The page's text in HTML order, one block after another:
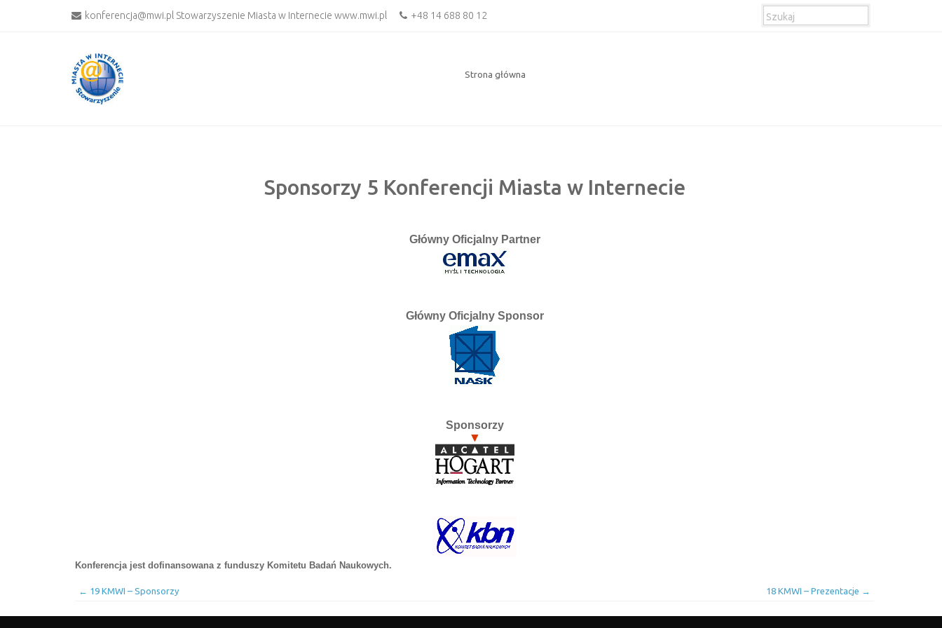
konferencja@mwi.pl Stowarzyszenie Miasta w Internecie www.mwi.pl +48 14 688 80 12
Strona główna
Sponsorzy 5 Konferencji Miasta w Internecie
Główny Oficjalny Partner
Główny Oficjalny Sponsor
Sponsorzy
Konferencja jest dofinansowana z funduszy Komitetu Badań Naukowych.
← 19 KMWI – Sponsorzy 18 KMWI – Prezentacje →